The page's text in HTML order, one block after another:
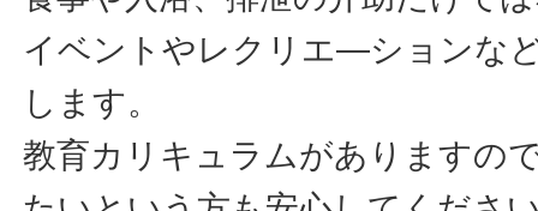
イベントやレクリエ―ションな
します。
教育カリキュラムがありますの